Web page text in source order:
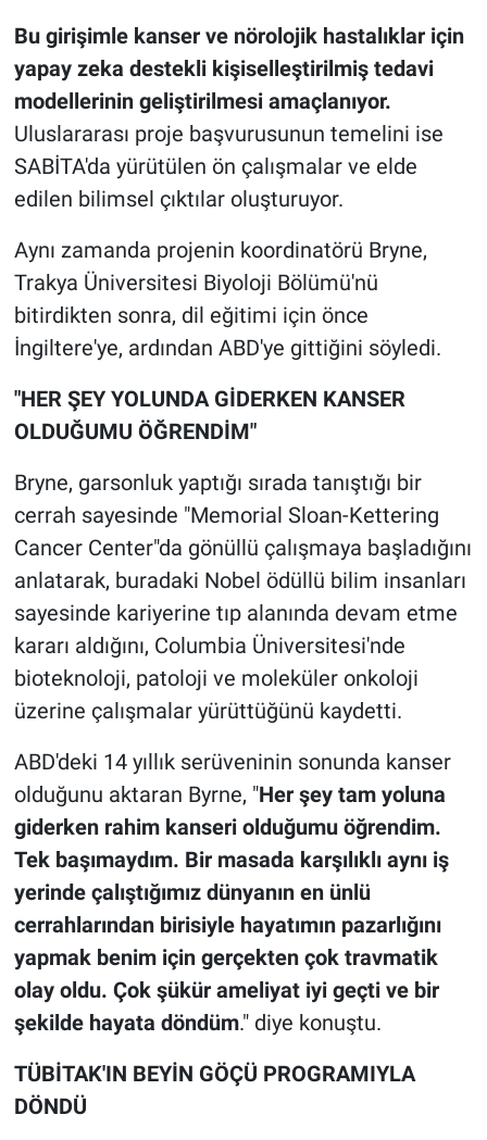
Bu girişimle kanser ve nörolojik hastalıklar için
yapay zeka destekli kişiselleştirilmiş tedavi
modellerinin geliştirilmesi amaçlanıyor.
Uluslararası proje başvurusunun temelini ise
SABİTA'da yürütülen ön çalışmalar ve elde
edilen bilimsel çıktılar oluşturuyor.
Aynı zamanda projenin koordinatörü Bryne,
Trakya Üniversitesi Biyoloji Bölümü'nü
bitirdikten sonra, dil eğitimi için önce
İngiltere'ye, ardından ABD'ye gittiğini söyledi.
"HER ŞEY YOLUNDA GİDERKEN KANSER
OLDUĞUMU ÖĞRENDİM"
Bryne, garsonluk yaptığı sırada tanıştığı bir
cerrah sayesinde "Memorial Sloan-Kettering
Cancer Center"da gönüllü çalışmaya başladığını
anlatarak, buradaki Nobel ödüllü bilim insanları
sayesinde kariyerine tıp alanında devam etme
kararı aldığını, Columbia Üniversitesi'nde
bioteknoloji, patoloji ve moleküler onkoloji
üzerine çalışmalar yürüttüğünü kaydetti.
ABD'deki 14 yıllık serüveninin sonunda kanser
olduğunu aktaran Byrne, "Her şey tam yoluna
giderken rahim kanseri olduğumu öğrendim.
Tek başımaydım. Bir masada karşılıklı aynı iş
yerinde çalıştığımız dünyanın en ünlü
cerrahlarından birisiyle hayatımın pazarlığını
yapmak benim için gerçekten çok travmatik
olay oldu. Çok şükür ameliyat iyi geçti ve bir
şekilde hayata döndüm." diye konuştu.
TÜBİTAK'IN BEYİN GÖÇÜ PROGRAMIYLA
DÖNDÜ